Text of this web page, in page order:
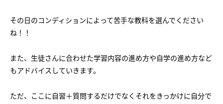
会社概要
その日のコンディションによって苦手な教科を選んでください
ね！！
また、生徒さんに合わせた学習内容の進め方や自学の進め方など
もアドバイスしていきます。
ただ、ここに自習＋質問するだけでなくそれをきっかけに自分で